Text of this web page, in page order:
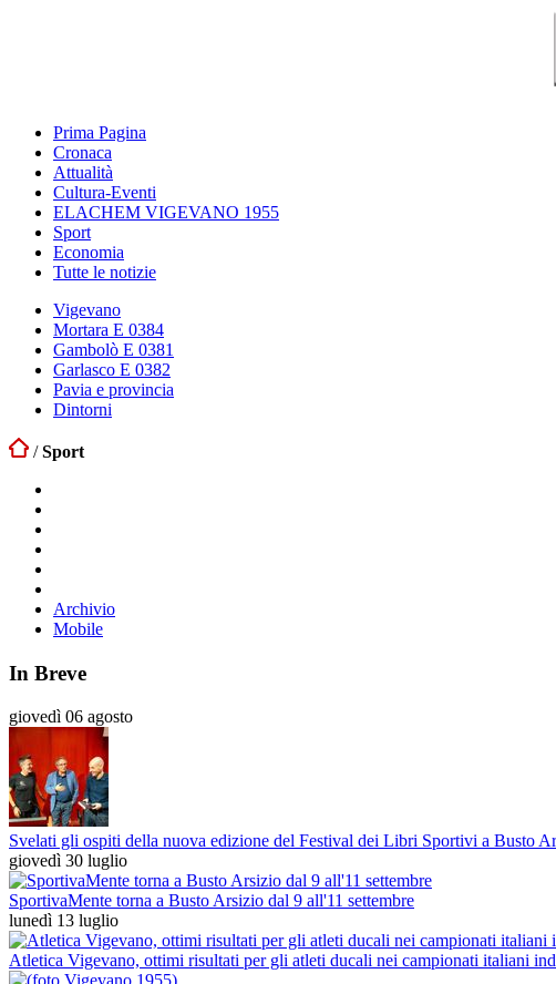
Prima Pagina
Cronaca
Attualità
Cultura-Eventi
ELACHEM VIGEVANO 1955
Sport
Economia
Tutte le notizie
Vigevano
Mortara E 0384
Gambolò E 0381
Garlasco E 0382
Pavia e provincia
Dintorni
/Sport
Archivio
Mobile
In Breve
giovedì 06 agosto
Svelati gli ospiti della nuova edizione del Festival dei Libri Sportivi a Busto
giovedì 30 luglio
SportivaMente torna a Busto Arsizio dal 9 all'11 settembre
lunedì 13 luglio
Atletica Vigevano, ottimi risultati per gli atleti ducali nei campionati italiani